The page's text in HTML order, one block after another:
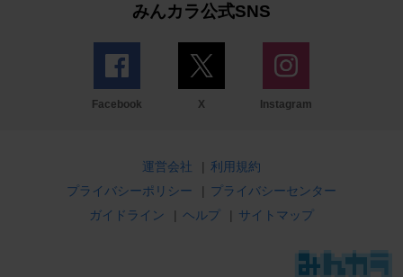
みんカラ公式SNS
Facebook X Instagram
運営会社 | 利用規約
プライバシーポリシー
| プライバシーセンター
ガイドライン
| ヘルプ | サイトマップ